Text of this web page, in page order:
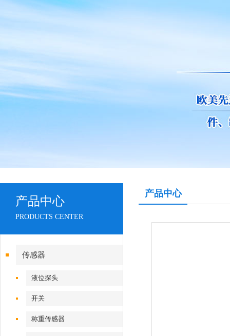
产品中心
PRODUCTS CENTER
传感器
液位探头
开关
称重传感器
产品中心